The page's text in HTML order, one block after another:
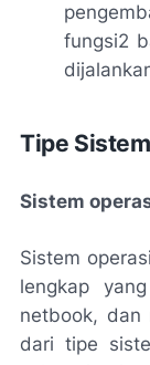
fungsi2
Tipe
Sistem
Sistem
lengkap
netbook, dan
dari tipe